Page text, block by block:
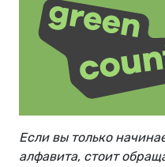
Если вы только
алфавита, стоит